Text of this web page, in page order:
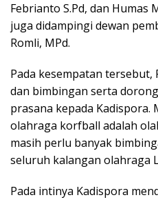
Febrianto S.Pd, dan Humas
juga didampingi dewan
Romli, MPd.
Pada kesempatan tersebut,
dan bimbingan serta
prasana kepada Kadispora.
olahraga korfball adalah
masih perlu banyak
seluruh kalangan olahraga
Pada intinya Kadispora